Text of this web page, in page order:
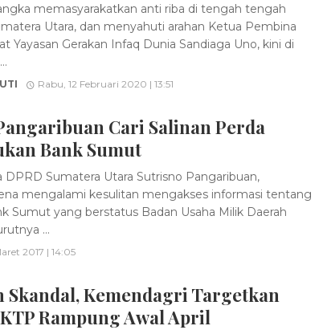
memasyarakatkan anti riba di tengah tengah
Utara, dan menyahuti arahan Ketua Pembina
Yayasan Gerakan Infaq Dunia Sandiaga Uno, kini di
Rabu, 12 Februari 2020 | 13:51
Cari Salinan Perda
Bank Sumut
DPRD Sumatera Utara Sutrisno Pangaribuan,
mengalami kesulitan mengakses informasi tentang
Sumut yang berstatus Badan Usaha Milik Daerah
...
2017 | 14:05
Skandal, Kemendagri Targetkan
Rampung Awal April